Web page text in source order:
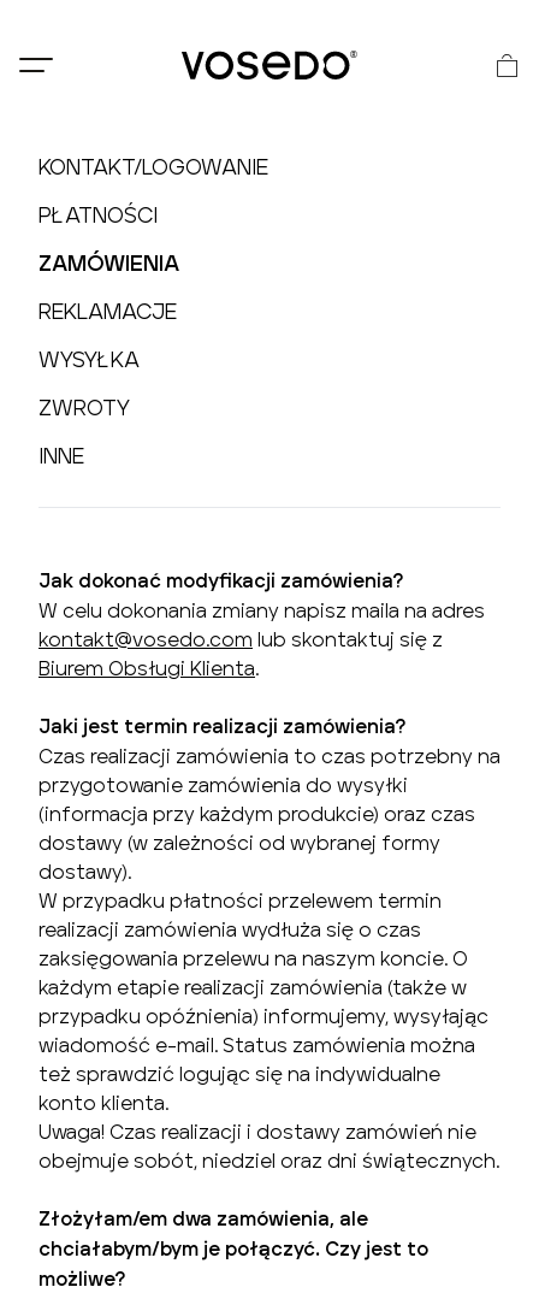
®
KONTAKT/LOGOWANIE
PŁATNOŚCI
ZAMÓWIENIA
REKLAMACJE
WYSYŁKA
ZWROTY
INNE
Jak dokonać modyfikacji zamówienia?
W celu dokonania zmiany napisz maila na adres
kontakt@vosedo.com lub skontaktuj się z
Biurem Obsługi Klienta.
Jaki jest termin realizacji zamówienia?
Czas realizacji zamówienia to czas potrzebny na
przygotowanie zamówienia do wysyłki
(informacja przy każdym produkcie) oraz czas
dostawy (w zależności od wybranej formy
dostawy).
W przypadku płatności przelewem termin
realizacji zamówienia wydłuża się o czas
zaksięgowania przelewu na naszym koncie. O
każdym etapie realizacji zamówienia (także w
przypadku opóźnienia) informujemy, wysyłając
wiadomość e-mail. Status zamówienia można
też sprawdzić logując się na indywidualne
konto klienta.
Uwaga! Czas realizacji i dostawy zamówień nie
obejmuje sobót, niedziel oraz dni świątecznych.
Złożyłam/em dwa zamówienia, ale
chciałabym/bym je połączyć. Czy jest to
możliwe?